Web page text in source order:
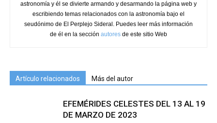
astronomía y él se divierte armando y desarmando la página web y
escribiendo temas relacionados con la astronomía bajo el
seudónimo de El Perplejo Sideral. Puedes leer más información
de él en la sección autores de este sitio Web
Artículo relacionados Más del autor
EFEMÉRIDES CELESTES DEL 13 AL 19
DE MARZO DE 2023